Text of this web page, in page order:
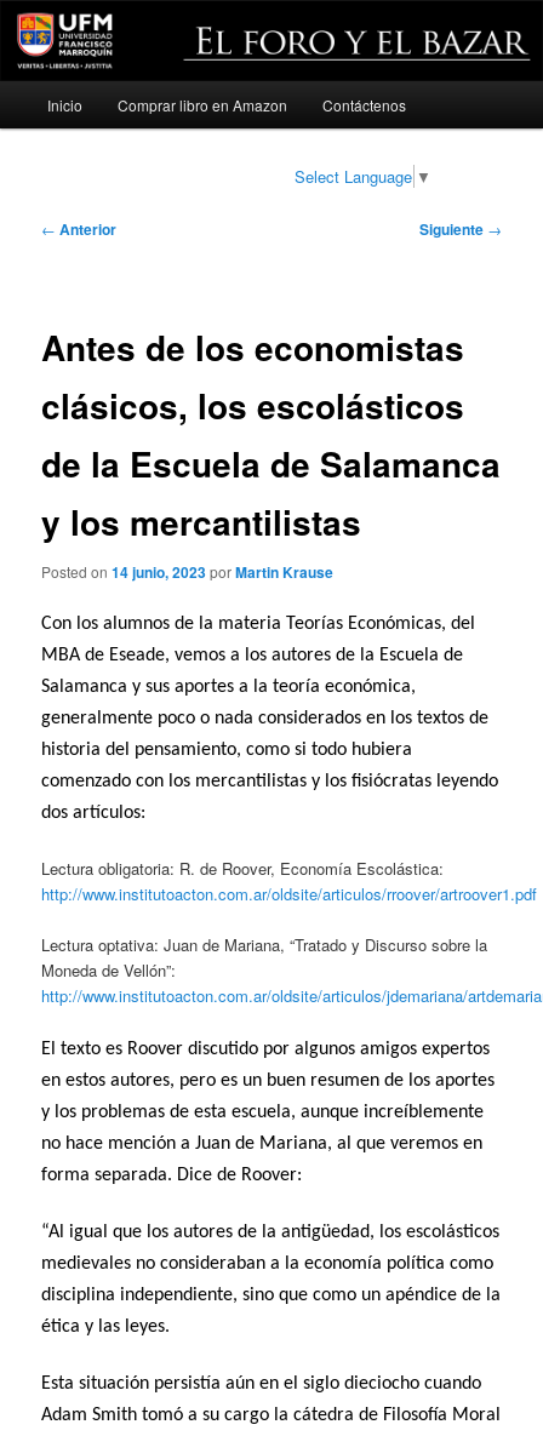
Ir
Inicio Comprar libro en Amazon Contáctenos
Select Language ▼
Navegación
← Anterior Siguiente →
Antes de los economistas
clásicos, los escolásticos
de la Escuela de Salamanca
y los mercantilistas
Posted on14 junio, 2023porMartin Krause
Con los alumnos de la materia Teorías Económicas, del
MBA de Eseade, vemos a los autores de la Escuela de
Salamanca y sus aportes a la teoría económica,
generalmente poco o nada considerados en los textos de
historia del pensamiento, como si todo hubiera
comenzado con los mercantilistas y los fisiócratas leyendo
dos artículos:
Lectura obligatoria: R. de Roover, Economía Escolástica:
http://www.institutoacton.com.ar/oldsite/articulos/rroover/artroover1.pdf
Lectura optativa: Juan de Mariana, “Tratado y Discurso sobre la
Moneda de Vellón”:
http://www.institutoacton.com.ar/oldsite/articulos/jdemariana/
El texto es Roover discutido por algunos amigos expertos
en estos autores, pero es un buen resumen de los aportes
y los problemas de esta escuela, aunque increíblemente
no hace mención a Juan de Mariana, al que veremos en
forma separada. Dice de Roover:
“Al igual que los autores de la antigüedad, los escolásticos
medievales no consideraban a la economía política como
disciplina independiente, sino que como un apéndice de la
ética y las leyes.
Esta situación persistía aún en el siglo dieciocho cuando
Adam Smith tomó a su cargo la cátedra de Filosofía Moral